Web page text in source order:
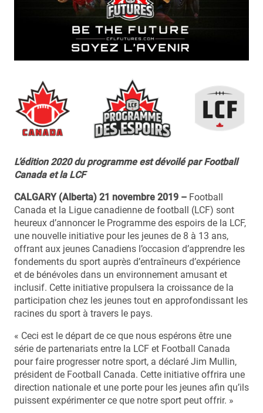
L’édition 2020 du programme est dévoilé par Football
Canada et la LCF
CALGARY (Alberta) 21 novembre 2019 – Football
Canada et la Ligue canadienne de football (LCF) sont
heureux d’annoncer le Programme des espoirs de la LCF,
une nouvelle initiative pour les jeunes de 8 à 13 ans,
offrant aux jeunes Canadiens l’occasion d’apprendre les
fondements du sport auprès d’entraîneurs d’expérience
et de bénévoles dans un environnement amusant et
inclusif. Cette initiative propulsera la croissance de la
participation chez les jeunes tout en approfondissant les
racines du sport à travers le pays.
« Ceci est le départ de ce que nous espérons être une
série de partenariats entre la LCF et Football Canada
pour faire progresser notre sport, a déclaré Jim Mullin,
président de Football Canada. Cette initiative offrira une
direction nationale et une porte pour les jeunes afin qu’ils
puissent expérimenter ce que notre sport peut offrir. »